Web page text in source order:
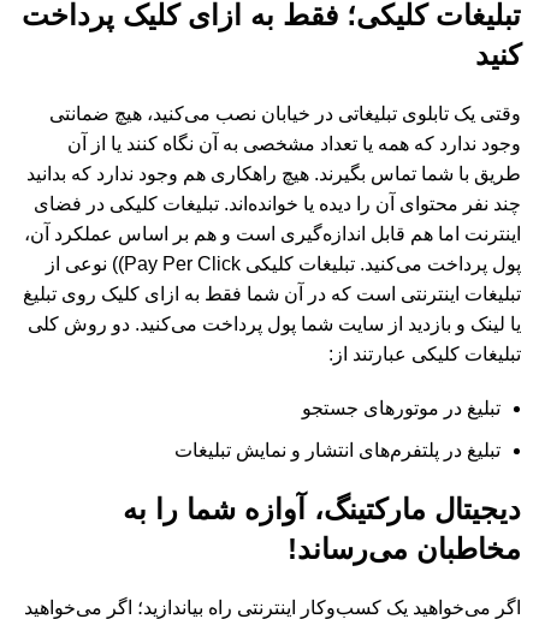
تبلیغات کلیکی؛ فقط به ازای کلیک پرداخت
کنید
وقتی یک تابلوی تبلیغاتی در خیابان نصب می‌کنید، هیچ ضمانتی
وجود ندارد که همه یا تعداد مشخصی به آن نگاه کنند یا از آن
طریق با شما تماس بگیرند. هیچ راهکاری هم وجود ندارد که بدانید
چند نفر محتوای آن را دیده یا خوانده‌اند. تبلیغات کلیکی در فضای
اینترنت اما هم قابل اندازه‌گیری است و هم بر اساس عملکرد آن،
پول پرداخت می‌کنید. تبلیغات کلیکی Pay Per Click)) نوعی از
تبلیغات اینترنتی است که در آن شما فقط به ازای کلیک روی تبلیغ
یا لینک و بازدید از سایت شما پول پرداخت می‌کنید. دو روش کلی
تبلیغات کلیکی عبارتند از:
تبلیغ در موتورهای جستجو
تبلیغ در پلتفرم‌های انتشار و نمایش تبلیغات
دیجیتال مارکتینگ، آوازه شما را به
مخاطبان می‌رساند!
اگر می‌خواهید یک کسب‌وکار اینترنتی راه بیاندازید؛ اگر می‌خواهید